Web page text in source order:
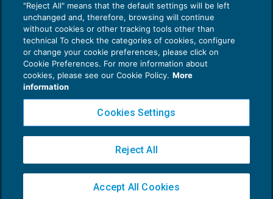
Privacy Policy
Cookie Policy
Copyright 2016 ©Gruppo Euroconference S.p.A.v2.32.4
Piazza Luigi Einaudi, 10N01 - 20124 Milano - info@ecnews.it
02776120236
"Reject All" means that the default settings will be left
unchanged and, therefore, browsing will continue
without cookies or other tracking tools other than
technical To check the categories of cookies, configure
or change your cookie preferences, please click on
Cookie Preferences. For more information about
cookies, please see our Cookie Policy. More
information
Cookies Settings
Reject All
Accept All Cookies